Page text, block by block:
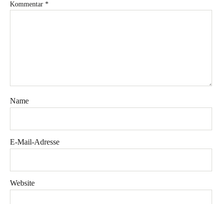
Kommentar *
Name
E-Mail-Adresse
Website